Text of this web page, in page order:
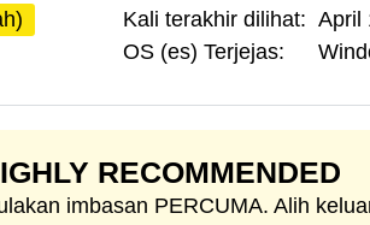
Kali terakhir dilihat: April
OS (es) Terjejas:
RECOMMENDED
imbasan PERCUMA. Alih